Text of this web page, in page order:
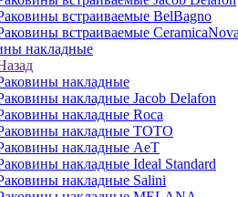
встраиваемые BelBagno
встраиваемые CeramicaNova
накладные
накладные
накладные Jacob Delafon
накладные Roca
накладные TOTO
накладные AeT
накладные Ideal Standard
накладные Salini